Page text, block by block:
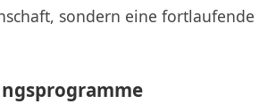
sondern eine fortlaufende